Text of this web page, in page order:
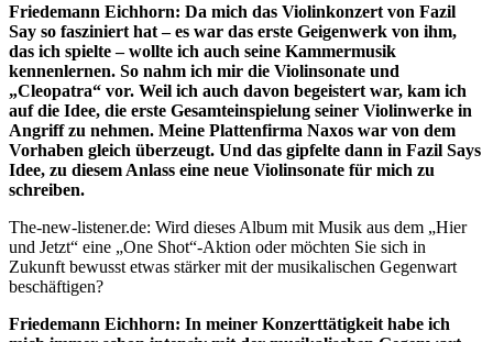
Friedemann Eichhorn: Da mich das Violinkonzert von Fazil
Say so fasziniert hat – es war das erste Geigenwerk von ihm,
das ich spielte – wollte ich auch seine Kammermusik
kennenlernen. So nahm ich mir die Violinsonate und
„Cleopatra“ vor. Weil ich auch davon begeistert war, kam ich
auf die Idee, die erste Gesamteinspielung seiner Violinwerke in
Angriff zu nehmen. Meine Plattenfirma Naxos war von dem
Vorhaben gleich überzeugt. Und das gipfelte dann in Fazil Says
Idee, zu diesem Anlass eine neue Violinsonate für mich zu
schreiben.
The-new-listener.de: Wird dieses Album mit Musik aus dem „Hier
und Jetzt“ eine „One Shot“-Aktion oder möchten Sie sich in
Zukunft bewusst etwas stärker mit der musikalischen Gegenwart
beschäftigen?
Friedemann Eichhorn: In meiner Konzerttätigkeit habe ich